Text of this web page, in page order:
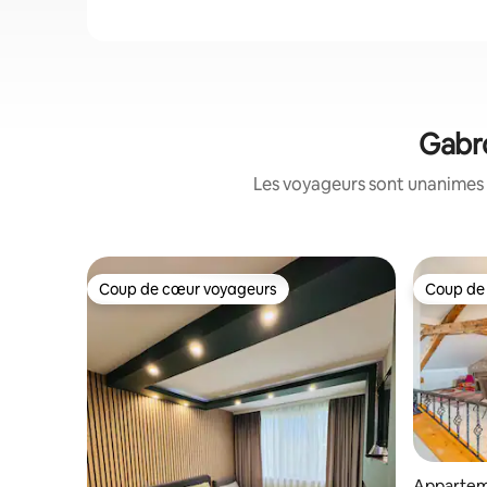
Les voyageurs sont
Coup de cœur voyageurs
Coup de cœur voyageurs Coup
Coup